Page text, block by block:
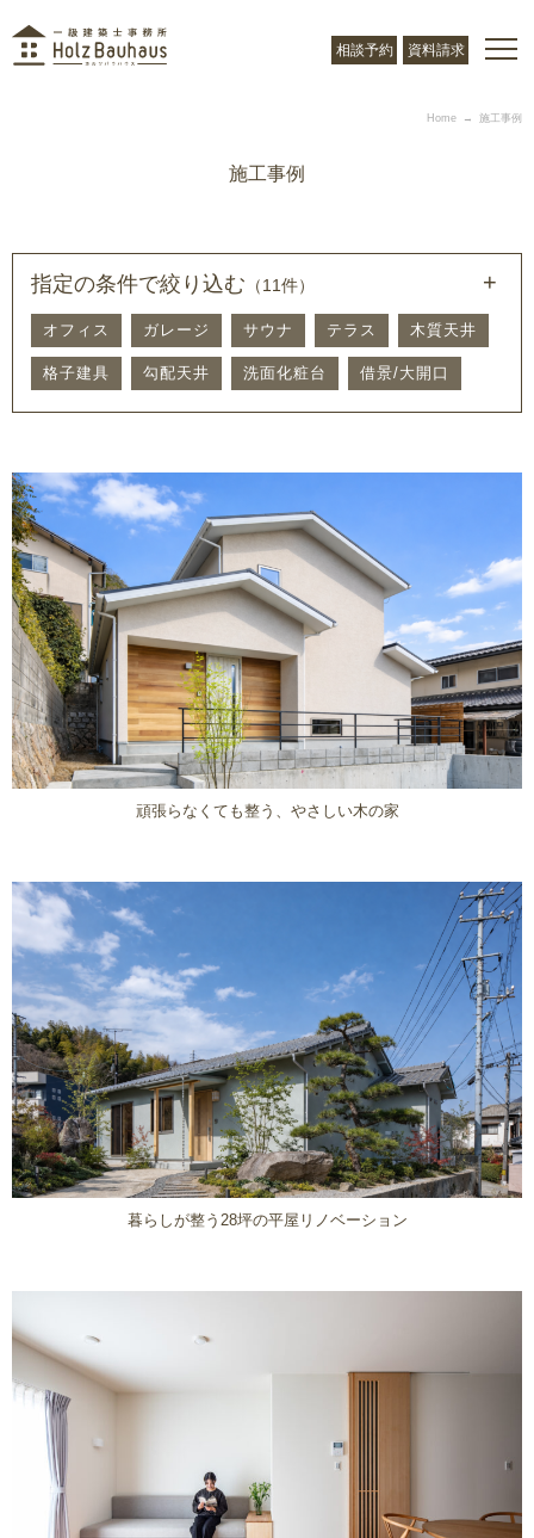
相談予約 資料請求
Home 施工事例
施工事例
指定の条件で絞り込む （11件）
オフィス ガレージ サウナ テラス 木質天井
格子建具 勾配天井 洗面化粧台 借景/大開口
障子 アプローチ 土間 キッチン 中庭
ファミリークローゼット
リノベーション 新築 スキップ・ダウンフロア
リビング階段 吹抜 坪庭 天窓 書斎
二階建て
頑張らなくても整う、やさしい木の家
暮らしが整う28坪の平屋リノベーション